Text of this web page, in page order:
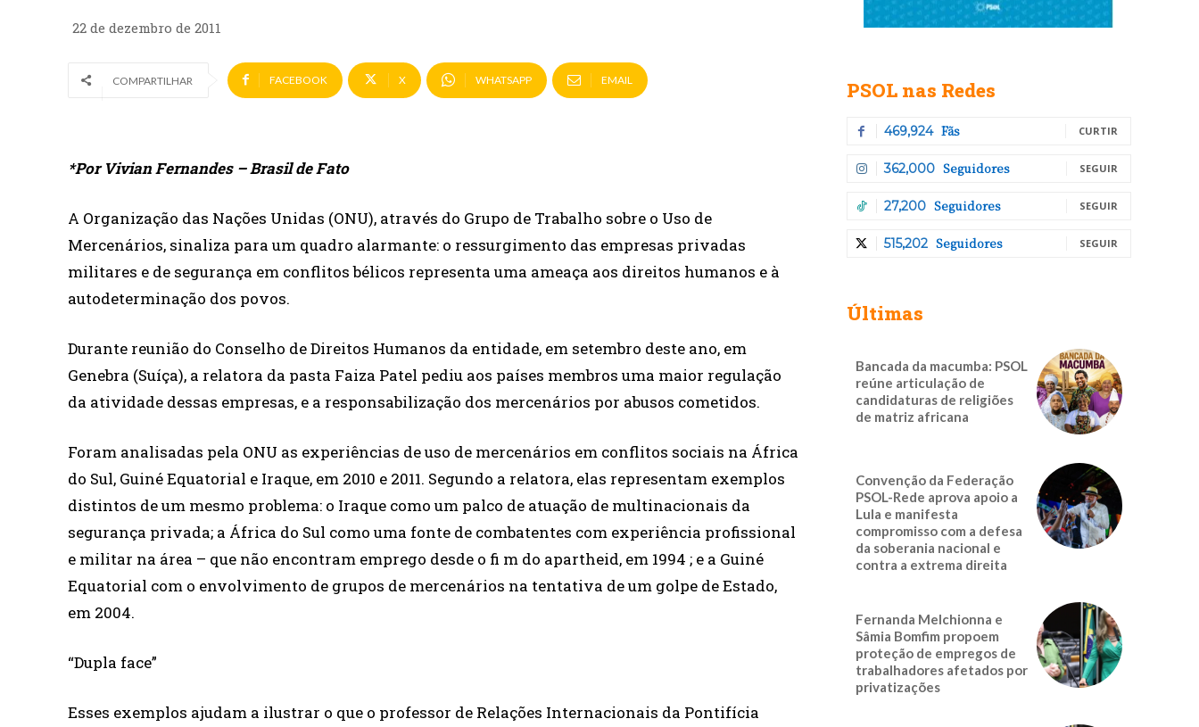
22 de dezembro de 2011
COMPARTILHAR FACEBOOK X WHATSAPP EMAIL
*Por Vivian Fernandes – Brasil de Fato
A Organização das Nações Unidas (ONU), através do Grupo de Trabalho sobre o Uso de
Mercenários, sinaliza para um quadro alarmante: o ressurgimento das empresas privadas
militares e de segurança em conflitos bélicos representa uma ameaça aos direitos humanos e à
autodeterminação dos povos.
Durante reunião do Conselho de Direitos Humanos da entidade, em setembro deste ano, em
Genebra (Suíça), a relatora da pasta Faiza Patel pediu aos países membros uma maior regulação
da atividade dessas empresas, e a responsabilização dos mercenários por abusos cometidos.
Foram analisadas pela ONU as experiências de uso de mercenários em conflitos sociais na África
do Sul, Guiné Equatorial e Iraque, em 2010 e 2011. Segundo a relatora, elas representam exemplos
distintos de um mesmo problema: o Iraque como um palco de atuação de multinacionais da
segurança privada; a África do Sul como uma fonte de combatentes com experiência profissional
e militar na área – que não encontram emprego desde o fi m do apartheid, em 1994 ; e a Guiné
Equatorial com o envolvimento de grupos de mercenários na tentativa de um golpe de Estado,
em 2004.
“Dupla face”
Esses exemplos ajudam a ilustrar o que o professor de Relações Internacionais da Pontifícia
PSOL nas Redes
469,924 Fãs CURTIR
362,000 Seguidores SEGUIR
27,200 Seguidores SEGUIR
515,202 Seguidores SEGUIR
Últimas
Bancada da macumba: PSOL
reúne articulação de
candidaturas de religiões
de matriz africana
Convenção da Federação
PSOL-Rede aprova apoio a
Lula e manifesta
compromisso com a defesa
da soberania nacional e
contra a extrema direita
Fernanda Melchionna e
Sâmia Bomfim propoem
proteção de empregos de
trabalhadores afetados por
privatizações